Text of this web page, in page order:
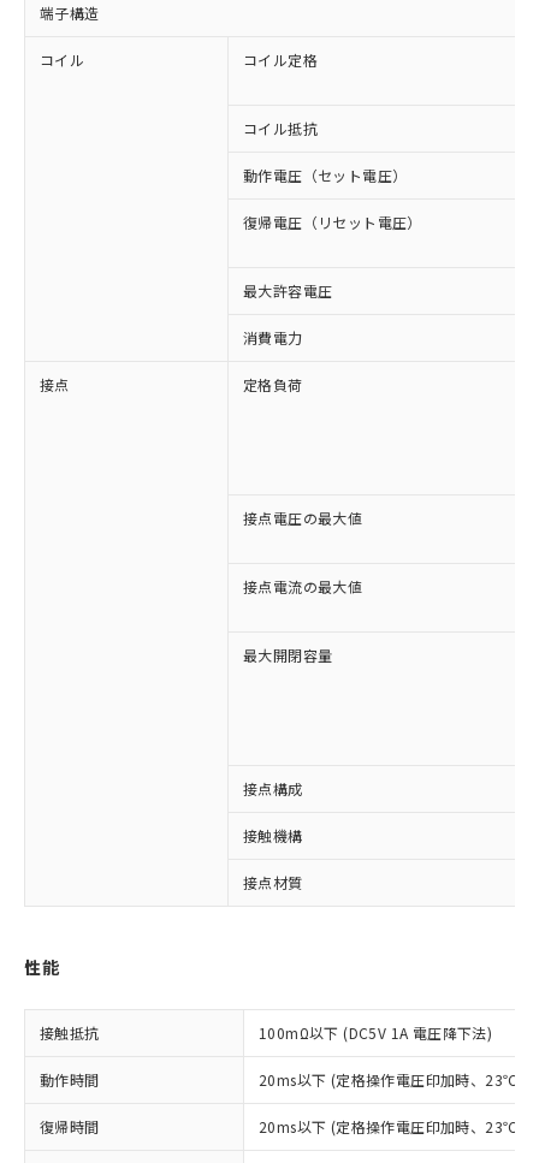
端子構造
コイル コイル定格
コイル抵抗
動作電圧（セット電圧）
復帰電圧（リセット電圧）
最大許容電圧
消費電力
接点 定格負荷
接点電圧の最大値
接点電流の最大値
最大開閉容量
接点構成
接触機構
接点材質
性能
接触抵抗 100mΩ以下 (DC5V 1A 電圧降下法)
動作時間 20ms以下 (定格操作電圧印加時、23℃、
復帰時間 20ms以下 (定格操作電圧印加時、23℃、
以下の条件をお読みいただき、同意のうえ
ご利用ください。
本サービスは、当社制御機器事業取扱
商品の当社在庫状況および標準価格
(税抜)を提供させていただくもので
対応済み：EU RoHS指令（10物質）の
非含有に対応した製品が提供可能な商品で
非含有に非対応の商品で、対応品を出す予
定はありません。
調査・確認中：EU RoHS指令（10物質）の
非含有の対応状況を調査中または確認中の
商品です。
非該当品：ライセンス料など無形物で、有
※1 中国RoHS○×表
「○」：最大均質材料含有率が中国RoHSの